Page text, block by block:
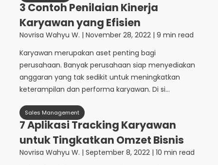
3 Contoh Penilaian Kinerja
Karyawan yang Efisien
Novrisa Wahyu W. | November 28, 2022 | 9 min read
Karyawan merupakan aset penting bagi
perusahaan. Banyak perusahaan siap menyediakan
anggaran yang tak sedikit untuk meningkatkan
keterampilan dan performa karyawan. Di si...
Sales Management
7 Aplikasi Tracking Karyawan
untuk Tingkatkan Omzet Bisnis
Novrisa Wahyu W. | September 8, 2022 | 10 min read